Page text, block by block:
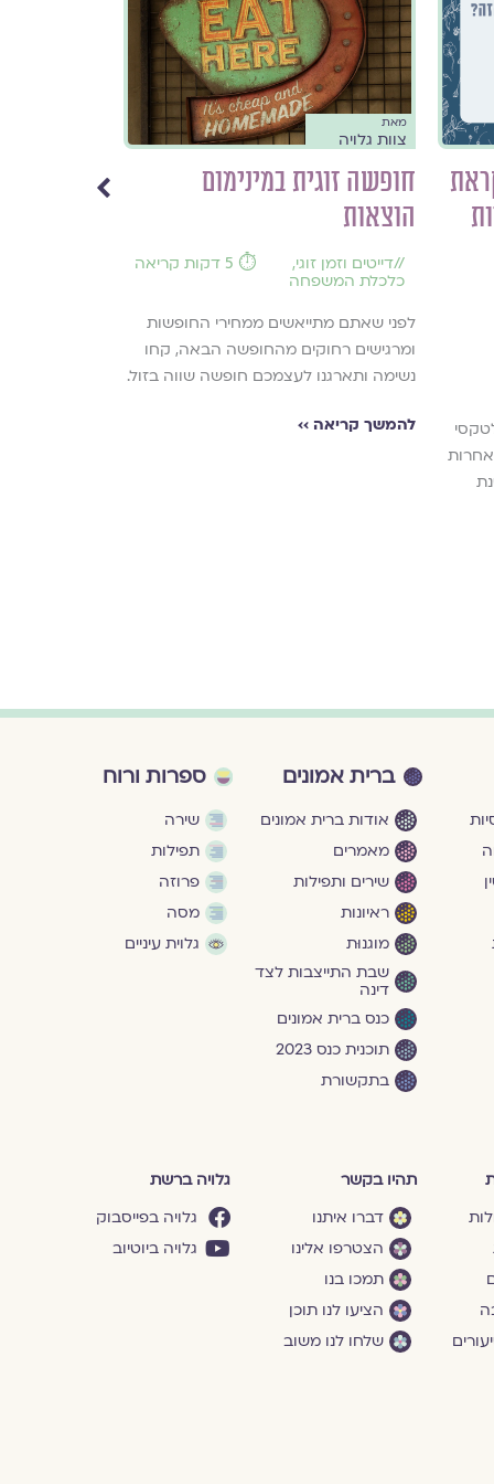
מאת
צוות גלויה
חופשה זוגית במינימום
הוצאות
//דייטים וזמן זוגי,
כלכלת המשפחה
⏱️ 5 דקות קריאה
לפני שאתם מתייאשים ממחירי החופשות
ומרגישים רחוקים מהחופשה הבאה, קחו
נשימה ותארגנו לעצמכם חופשה שווה בזול.
להמשך קריאה ››
ברית אמונים
אודות ברית אמונים
מאמרים
שירים ותפילות
ראיונות
מוגנוּת
שבת התייצבות לצד
דינה
כנס ברית אמונים
תוכנית כנס 2023
בתקשורת
ספרות ורוח
שירה
תפילות
פרוזה
מסה
גלוית עיניים
תהיו בקשר
דברו איתנו
הצטרפו אלינו
תמכו בנו
הציעו לנו תוכן
שלחו לנו משוב
גלויה ברשת
גלויה בפייסבוק
גלויה ביוטיוב